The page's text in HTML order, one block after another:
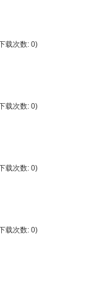
载次数: 0)
载次数: 0)
载次数: 0)
载次数: 0)